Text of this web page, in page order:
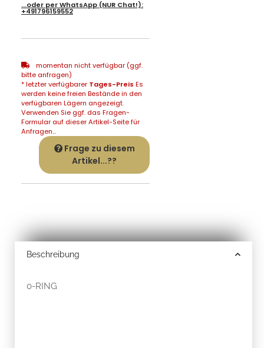
...oder perWhatsApp (NUR Chat!):
+491796159552
momentan nicht verfügbar (ggf.
bitte anfragen)
* letzter verfügbarer Tages-Preis Es
werden keine freien Bestände in den
verfügbaren Lägern angezeigt.
Verwenden Sie ggf. das Fragen-
Formular auf dieser Artikel-Seite für
Anfragen...
Frage zu diesem
Artikel...??
Beschreibung
0-RING